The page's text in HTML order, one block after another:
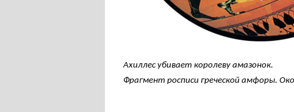
Ахиллес убивает королеву амазонок.
Фрагмент росписи греческой амфоры.